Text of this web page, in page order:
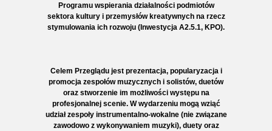
Programu wspierania działalności podmiotów
sektora kultury i przemysłów kreatywnych na rzecz
stymulowania ich rozwoju (Inwestycja A2.5.1, KPO).
Celem Przeglądu jest prezentacja, popularyzacja i
promocja zespołów muzycznych i solistów, duetów
oraz stworzenie im możliwości występu na
profesjonalnej scenie. W wydarzeniu mogą wziąć
udział zespoły instrumentalno-wokalne (nie związane
zawodowo z wykonywaniem muzyki), duety oraz